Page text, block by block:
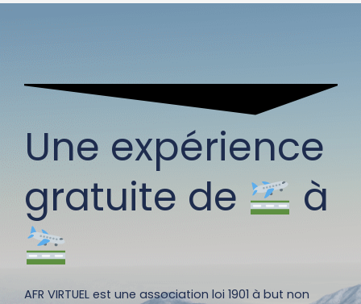
Une expérience
gratuite de
à
AFR VIRTUEL est une association loi 1901 à but non